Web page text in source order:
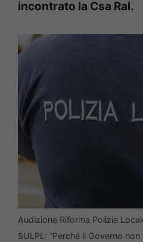
incontrato la Csa Ral.
Audizione Riforma Polizia
SULPL: “Perché il Governo